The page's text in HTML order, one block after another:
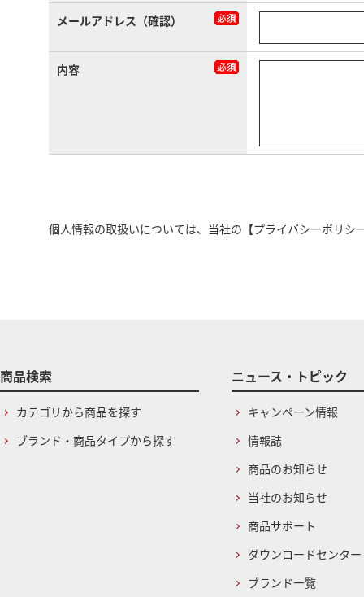
メールアドレス（確認）
内容
個人情報の取扱いについては、当社の 【プライバシーポリシ
商品検索
カテゴリから商品を探す
ブランド・商品タイプから探す
ニュース・トピック
キャンペーン情報
情報誌
商品のお知らせ
当社のお知らせ
商品サポート
ダウンロードセンター
ブランド一覧